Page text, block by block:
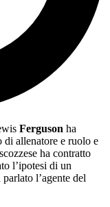
Ferguson ha
di allenatore e ruolo e
ha contratto
l’ipotesi di un
l’agente del